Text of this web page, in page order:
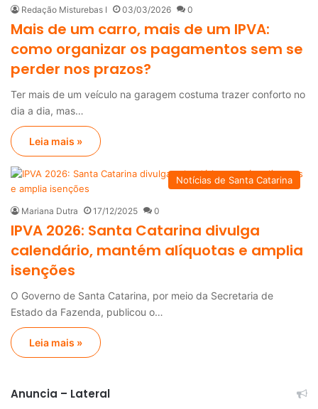
Redação Misturebas I 03/03/2026 0
Mais de um carro, mais de um IPVA:
como organizar os pagamentos sem se
perder nos prazos?
Ter mais de um veículo na garagem costuma trazer conforto no
dia a dia, mas…
Leia mais »
Notícias de Santa Catarina
Mariana Dutra 17/12/2025 0
IPVA 2026: Santa Catarina divulga
calendário, mantém alíquotas e amplia
isenções
O Governo de Santa Catarina, por meio da Secretaria de
Estado da Fazenda, publicou o…
Leia mais »
Anuncia – Lateral